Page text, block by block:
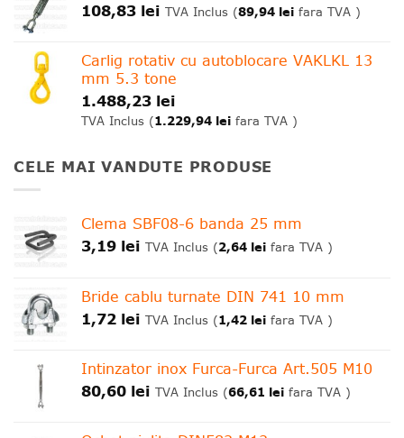
108,83 lei TVA Inclus (89,94 lei fara TVA )
Carlig rotativ cu autoblocare VAKLKL 13
mm 5.3 tone
1.488,23 lei
TVA Inclus (1.229,94 lei fara TVA )
CELE MAI VANDUTE PRODUSE
Clema SBF08-6 banda 25 mm
3,19 lei TVA Inclus (2,64 lei fara TVA )
Bride cablu turnate DIN 741 10 mm
1,72 lei TVA Inclus (1,42 lei fara TVA )
Intinzator inox Furca-Furca Art.505 M10
80,60 lei TVA Inclus (66,61 lei fara TVA )